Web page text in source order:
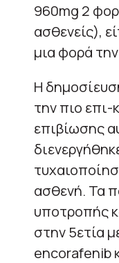
960mg 2
ασθενείς),
μια φορά
Η
την πιο
επιβίωσης
ασθενή. Τα
υποτροπής
στην 5ετία
encorafenib